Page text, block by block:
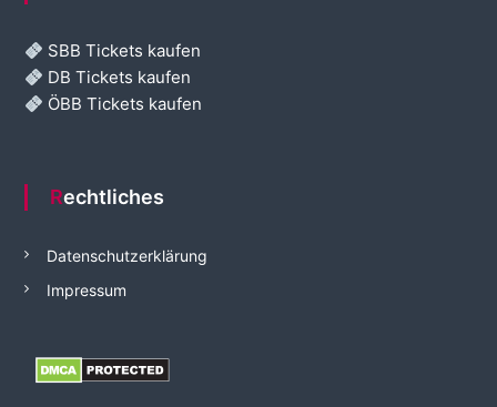
SBB Tickets kaufen
DB Tickets kaufen
ÖBB Tickets kaufen
Rechtliches
Datenschutzerklärung
Impressum